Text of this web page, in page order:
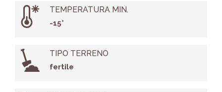
TEMPERATURA MIN.
-15°
TIPO TERRENO
fertile